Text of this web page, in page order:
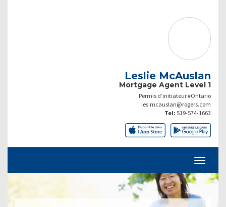
Leslie McAuslan
Mortgage Agent Level 1
Permis d’initiateur #Ontario
les.mcauslan@rogers.com
Tel: 519-574-1663